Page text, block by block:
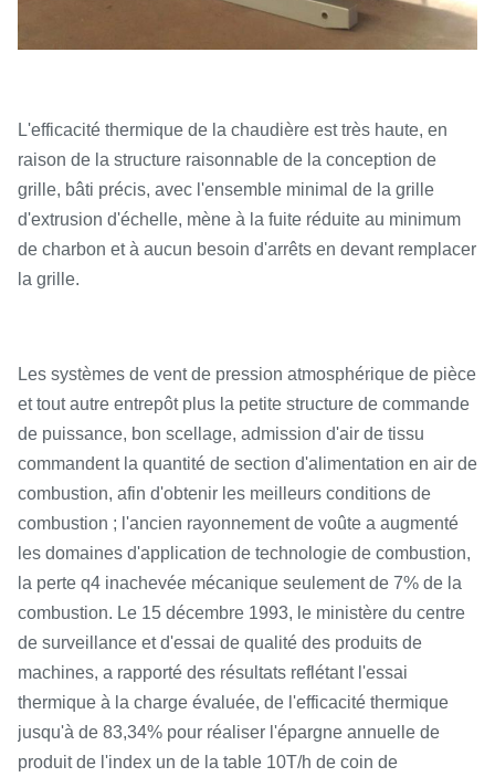
L'efficacité thermique de la chaudière est très haute, en
raison de la structure raisonnable de la conception de
grille, bâti précis, avec l'ensemble minimal de la grille
d'extrusion d'échelle, mène à la fuite réduite au minimum
de charbon et à aucun besoin d'arrêts en devant remplacer
la grille.
Les systèmes de vent de pression atmosphérique de pièce
et tout autre entrepôt plus la petite structure de commande
de puissance, bon scellage, admission d'air de tissu
commandent la quantité de section d'alimentation en air de
combustion, afin d'obtenir les meilleurs conditions de
combustion ; l'ancien rayonnement de voûte a augmenté
les domaines d'application de technologie de combustion,
la perte q4 inachevée mécanique seulement de 7% de la
combustion. Le 15 décembre 1993, le ministère du centre
de surveillance et d'essai de qualité des produits de
machines, a rapporté des résultats reflétant l'essai
thermique à la charge évaluée, de l'efficacité thermique
jusqu'à de 83,34% pour réaliser l'épargne annuelle de
produit de l'index un de la table 10T/h de coin de